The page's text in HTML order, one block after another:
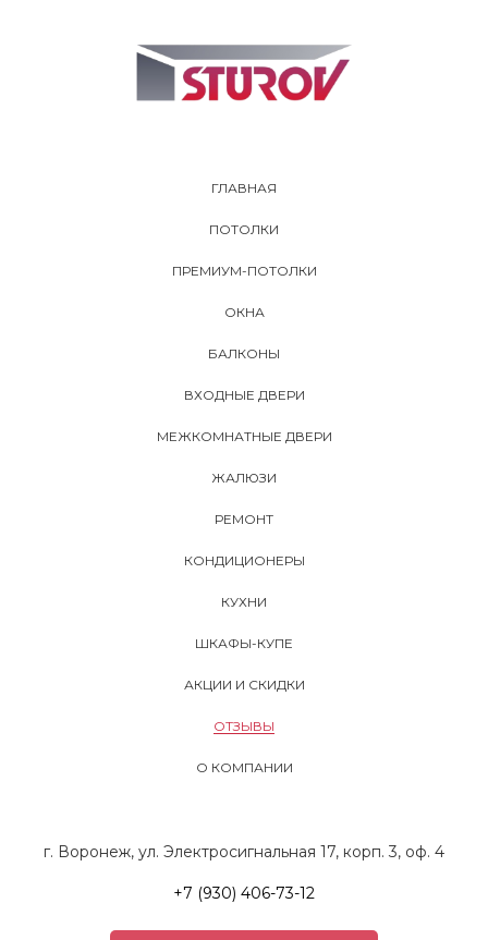
ГЛАВНАЯ
ПОТОЛКИ
ПРЕМИУМ-ПОТОЛКИ
ОКНА
БАЛКОНЫ
ВХОДНЫЕ ДВЕРИ
МЕЖКОМНАТНЫЕ ДВЕРИ
ЖАЛЮЗИ
РЕМОНТ
КОНДИЦИОНЕРЫ
КУХНИ
ШКАФЫ-КУПЕ
АКЦИИ И СКИДКИ
ОТЗЫВЫ
О КОМПАНИИ
г. Воронеж, ул. Электросигнальная 17, корп. 3, оф. 4
+7 (930) 406-73-12